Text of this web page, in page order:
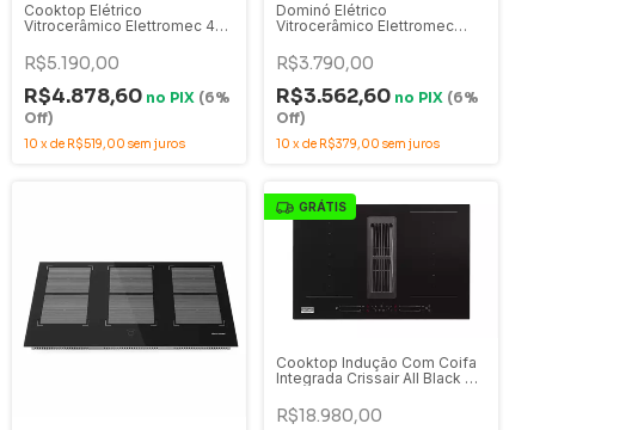
Cooktop Elétrico
Vitrocerâmico Elettromec 4
4Q-60-CV-2XBA
R$5.190,00
R$4.878,60 no PIX (6%
Off)
10 xde R$519,00 sem juros
Dominó Elétrico
Vitrocerâmico Elettromec
30cm Inox e Vidro 220V - DV-
2Q-30-XQ-2ZEA
R$3.790,00
R$3.562,60 no PIX (6%
Off)
10 xde R$379,00 sem juros
GRÁTIS
Cooktop Indução Com Coifa
Integrada Crissair All Black 4
- Cook Air
R$18.980,00